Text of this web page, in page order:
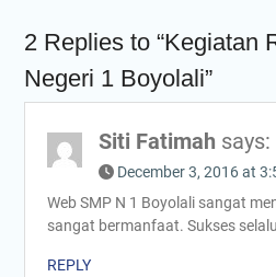
2 Replies to “Kegiatan
Negeri 1 Boyolali”
Siti Fatimah says:
December 3, 2016 at
Web SMP N 1 Boyolali sangat
sangat bermanfaat. Sukses
REPLY